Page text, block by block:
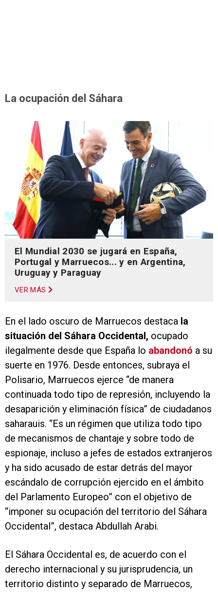
La ocupación del Sáhara
El Mundial 2030 se jugará en España,
Portugal y Marruecos... y en Argentina,
Uruguay y Paraguay
VER MÁS
En el lado oscuro de Marruecos destaca la
situación del Sáhara Occidental, ocupado
ilegalmente desde que España lo abandonó a su
suerte en 1976. Desde entonces, subraya el
Polisario, Marruecos ejerce “de manera
continuada todo tipo de represión, incluyendo la
desaparición y eliminación física” de ciudadanos
saharauis. “Es un régimen que utiliza todo tipo
de mecanismos de chantaje y sobre todo de
espionaje, incluso a jefes de estados extranjeros
y ha sido acusado de estar detrás del mayor
escándalo de corrupción ejercido en el ámbito
del Parlamento Europeo” con el objetivo de
“imponer su ocupación del territorio del Sáhara
Occidental”, destaca Abdullah Arabi.
El Sáhara Occidental es, de acuerdo con el
derecho internacional y su jurisprudencia, un
territorio distinto y separado de Marruecos,